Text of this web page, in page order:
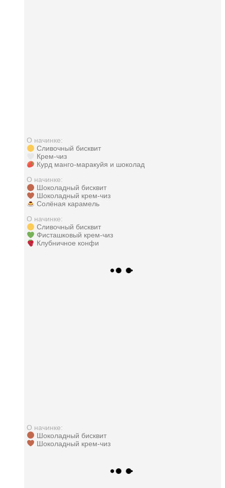
О начинке:
Сливочный бисквит
Крем-чиз
Курд манго-маракуйя и шоколад
О начинке:
Шоколадный бисквит
Шоколадный крем-чиз
Солёная карамель
О начинке:
Сливочный бисквит
Фисташковый крем-чиз
Клубничное конфи
О начинке:
Шоколадный бисквит
Шоколадный крем-чиз